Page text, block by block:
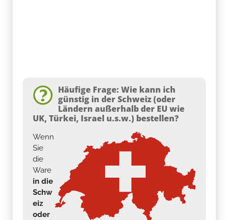
Häufige Frage: Wie kann ich
günstig in der Schweiz (oder
Ländern außerhalb der EU wie
UK, Türkei, Israel u.s.w.) bestellen?
Wenn
Sie
die
Ware
in die
Schw
eiz
oder